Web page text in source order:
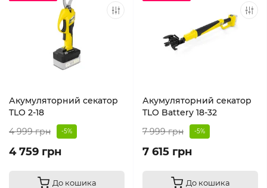
Акумуляторний секатор
TLO 2-18
4 999 грн
-5%
4 759 грн
До кошика
Акумуляторний секатор
TLO Battery 18-32
7 999 грн
-5%
7 615 грн
До кошика